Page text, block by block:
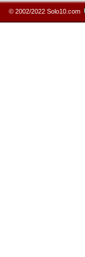
© 2002/2022 Solo10.com